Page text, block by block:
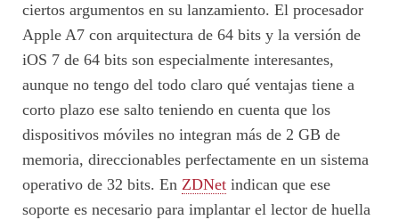
ciertos argumentos en su lanzamiento. El procesador
Apple A7 con arquitectura de 64 bits y la versión de
iOS 7 de 64 bits son especialmente interesantes,
aunque no tengo del todo claro qué ventajas tiene a
corto plazo ese salto teniendo en cuenta que los
dispositivos móviles no integran más de 2 GB de
memoria, direccionables perfectamente en un sistema
operativo de 32 bits. En ZDNet indican que ese
soporte es necesario para implantar el lector de huella